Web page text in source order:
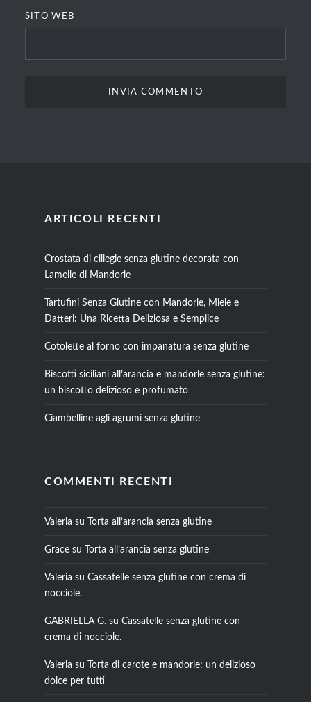
SITO WEB
ARTICOLI RECENTI
Crostata di ciliegie senza glutine decorata con
Lamelle di Mandorle
Tartufini Senza Glutine con Mandorle, Miele e
Datteri: Una Ricetta Deliziosa e Semplice
Cotolette al forno con impanatura senza glutine
Biscotti siciliani all’arancia e mandorle senza glutine:
un biscotto delizioso e profumato
Ciambelline agli agrumi senza glutine
COMMENTI RECENTI
Valeria su Torta all’arancia senza glutine
Gracesu Torta all’arancia senza glutine
Valeria su Cassatelle senza glutine con crema di
nocciole.
GABRIELLA G.su Cassatelle senza glutine con
crema di nocciole.
Valeria su
Torta di carote e mandorle: un delizioso
dolce per tutti